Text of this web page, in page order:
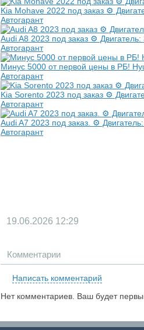
Kia Mohave 2022 под заказ ⚙️
Автогарант
Audi A8 2023 под заказ ⚙️
Автогарант
Минус 5000 от первой цены в РБ!
Автогарант
Kia Sorento 2023 под заказ ⚙️
Автогарант
Audi A7 2023 под заказ. ⚙️
Автогарант
19.06.2026 12:29
Комментарии
Написать комментарий
Нет комментариев. Ваш будет